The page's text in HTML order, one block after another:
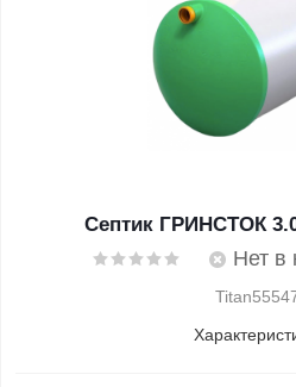
Септик ГРИНСТОК
Нет в